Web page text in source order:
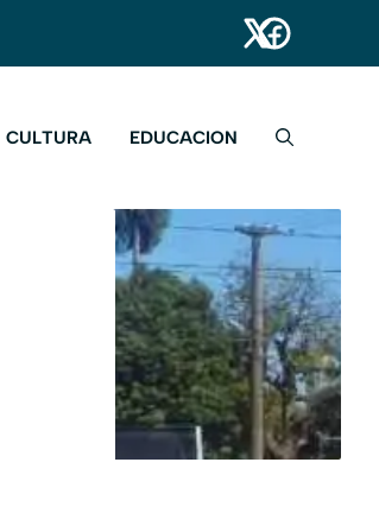
CULTURA EDUCACION